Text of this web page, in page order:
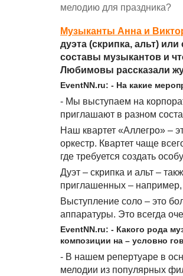
мелодию для праздника?
Музыканты Анна и
дуэта (скрипка, альт)
составы музыкантов и
Любимовы рассказали
EventNN.ru: - На какие
- Мы выступаем на
приглашают в разном
Наш квартет «Аллегро» –
оркестр. Квартет чаще
где требуется создать
Дуэт – скрипка и альт –
приглашенных –
Выступление соло – это
аппаратуры. Это всегда
EventNN.ru: - Какого рода
композиции на – условно
- В нашем репертуаре в
мелодии из популярных